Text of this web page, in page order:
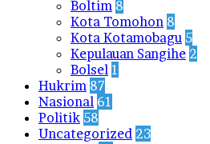
Boltim 8
Kota Tomohon 8
Kota Kotamobagu 5
Kepulauan Sangihe 2
Bolsel 1
Hukrim 87
Nasional 61
Politik 58
Uncategorized 23